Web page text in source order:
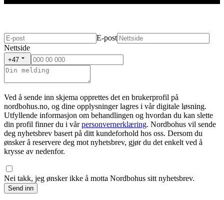
E-post
Nettside
+47
Ved å sende inn skjema opprettes det en brukerprofil på
nordbohus.no, og dine opplysninger lagres i vår digitale løsning.
Utfyllende informasjon om behandlingen og hvordan du kan slette
din profil finner du i vår personvernerklæring. Nordbohus vil sende
deg nyhetsbrev basert på ditt kundeforhold hos oss. Dersom du
ønsker å reservere deg mot nyhetsbrev, gjør du det enkelt ved å
krysse av nedenfor.
Nei takk, jeg ønsker ikke å motta Nordbohus sitt nyhetsbrev.
Send inn